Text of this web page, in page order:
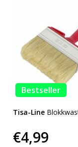
Bestseller
Tisa-Line
€4,99